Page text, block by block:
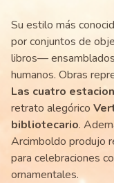
Su estilo más
por conjuntos de
libros—
humanos. Obras
Las cuatro
retrato alegórico
bibliotecario.
Arcimboldo produjo
para celebraciones
ornamentales.